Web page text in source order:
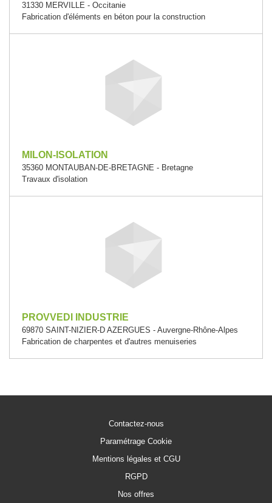
31330 MERVILLE - Occitanie
Fabrication d'éléments en béton pour la construction
MILON-ISOLATION
35360 MONTAUBAN-DE-BRETAGNE - Bretagne
Travaux d'isolation
PROVVEDI INDUSTRIE
69870 SAINT-NIZIER-D AZERGUES - Auvergne-Rhône-Alpes
Fabrication de charpentes et d'autres menuiseries
Contactez-nous
Paramétrage Cookie
Mentions légales et CGU
RGPD
Nos offres